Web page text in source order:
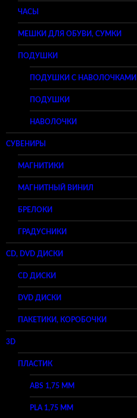
ЧАСЫ
МЕШКИ ДЛЯ ОБУВИ, СУМКИ
ПОДУШКИ
ПОДУШКИ С НАВОЛОЧКАМИ
ПОДУШКИ
НАВОЛОЧКИ
СУВЕНИРЫ
МАГНИТИКИ
МАГНИТНЫЙ ВИНИЛ
БРЕЛОКИ
ГРАДУСНИКИ
CD, DVD ДИСКИ
CD ДИСКИ
DVD ДИСКИ
ПАКЕТИКИ, КОРОБОЧКИ
3D
ПЛАСТИК
ABS 1,75 ММ
PLA 1,75 ММ